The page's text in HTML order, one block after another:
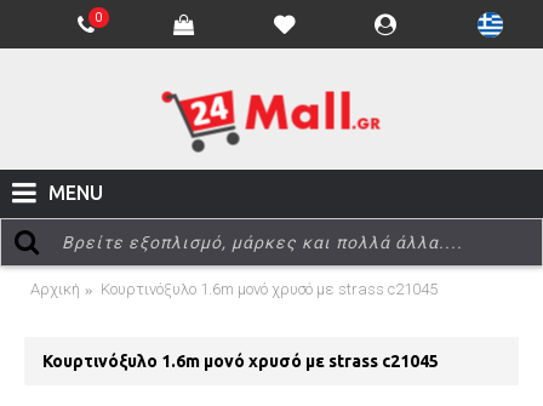
0
MENU
Αρχική Κουρτινόξυλο 1.6m μονό χρυσό με strass c21045
Κουρτινόξυλο 1.6m μονό χρυσό με strass c21045